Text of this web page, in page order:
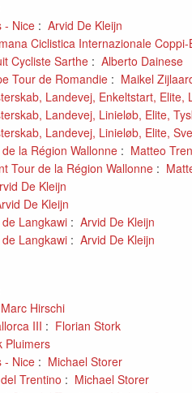
- Nice : Arvid De Kleijn
Ciclistica Internazionale Coppi-
Cycliste Sarthe : Alberto Dainese
Tour de Romandie : Maikel
Landevej, Enkeltstart, Elite,
Landevej, Linieløb, Elite,
Landevej, Linieløb, Elite,
la Région Wallonne : Matteo
Tour de la Région Wallonne :
De Kleijn
De Kleijn
Langkawi : Arvid De Kleijn
Langkawi : Arvid De Kleijn
Marc Hirschi
III : Florian Stork
Pluimers
- Nice : Michael Storer
Trentino : Michael Storer